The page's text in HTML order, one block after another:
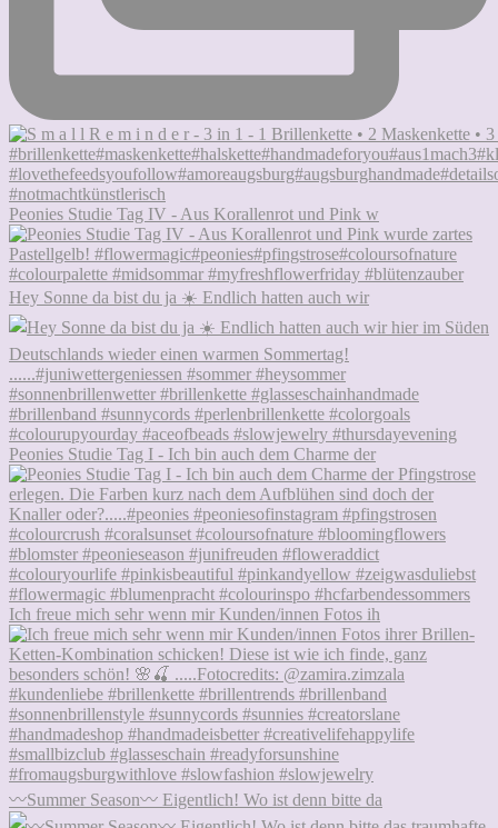
Peonies Studie Tag IV - Aus Korallenrot und Pink w
Hey Sonne da bist du ja ☀️ Endlich hatten auch wir
Peonies Studie Tag I - Ich bin auch dem Charme der
Ich freue mich sehr wenn mir Kunden/innen Fotos ih
〰️Summer Season〰️ Eigentlich! Wo ist denn bitte da